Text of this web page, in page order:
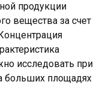
продукции
вещества за счет
исследовать при
больших площадях